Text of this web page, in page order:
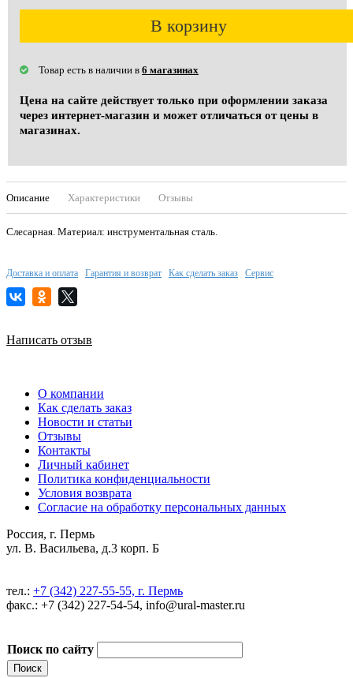
В корзину
Товар есть в наличии в 6 магазинах
Цена на сайте действует только при оформлении заказа
через интернет-магазин и может отличаться от цены в
магазинах.
Описание Характеристики Отзывы
Слесарная. Материал: инструментальная сталь.
Доставка и оплата Гарантия и возврат Как сделать заказ Сервис
Написать отзыв
О компании
Как сделать заказ
Новости и статьи
Отзывы
Контакты
Личный кабинет
Политика конфиденциальности
Условия возврата
Согласие на обработку персональных данных
Россия, г. Пермь
ул. В. Васильева, д.3 корп. Б
тел.: +7 (342) 227-55-55, г. Пермь
факс.: +7 (342) 227-54-54, info@ural-master.ru
Поиск по сайту